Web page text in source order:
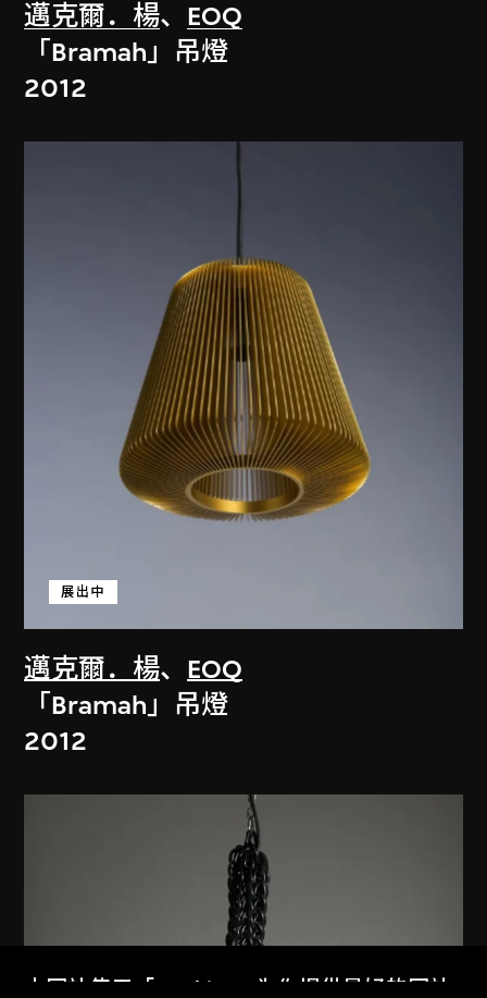
邁克爾．楊、 EOQ
「Bramah」吊燈
2012
邁克爾．楊、 EOQ
展出中
「Bramah」吊燈
2012
本网站使用「Cookies」为你提供最好的网站